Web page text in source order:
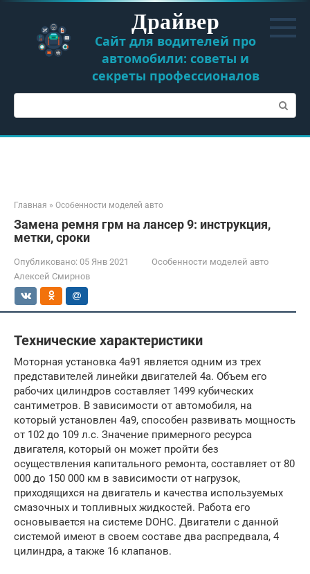
Перейти
контенту
Драйвер
Сайт для водителей про
автомобили: советы и
секреты профессионалов
Поиск:
Главная » Особенности моделей авто
Замена ремня грм на лансер 9: инструкция,
метки, сроки
Опубликовано: 05 Янв 2021
Особенности моделей авто
Алексей Смирнов
Технические характеристики
Моторная установка 4a91 является одним из трех
представителей линейки двигателей 4a. Объем его
рабочих цилиндров составляет 1499 кубических
сантиметров. В зависимости от автомобиля, на
который установлен 4a9, способен развивать мощность
от 102 до 109 л.с. Значение примерного ресурса
двигателя, который он может пройти без
осуществления капитального ремонта, составляет от 80
000 до 150 000 км в зависимости от нагрузок,
приходящихся на двигатель и качества используемых
смазочных и топливных жидкостей. Работа его
основывается на системе DOHC. Двигатели с данной
системой имеют в своем составе два распредвала, 4
цилиндра, а также 16 клапанов.